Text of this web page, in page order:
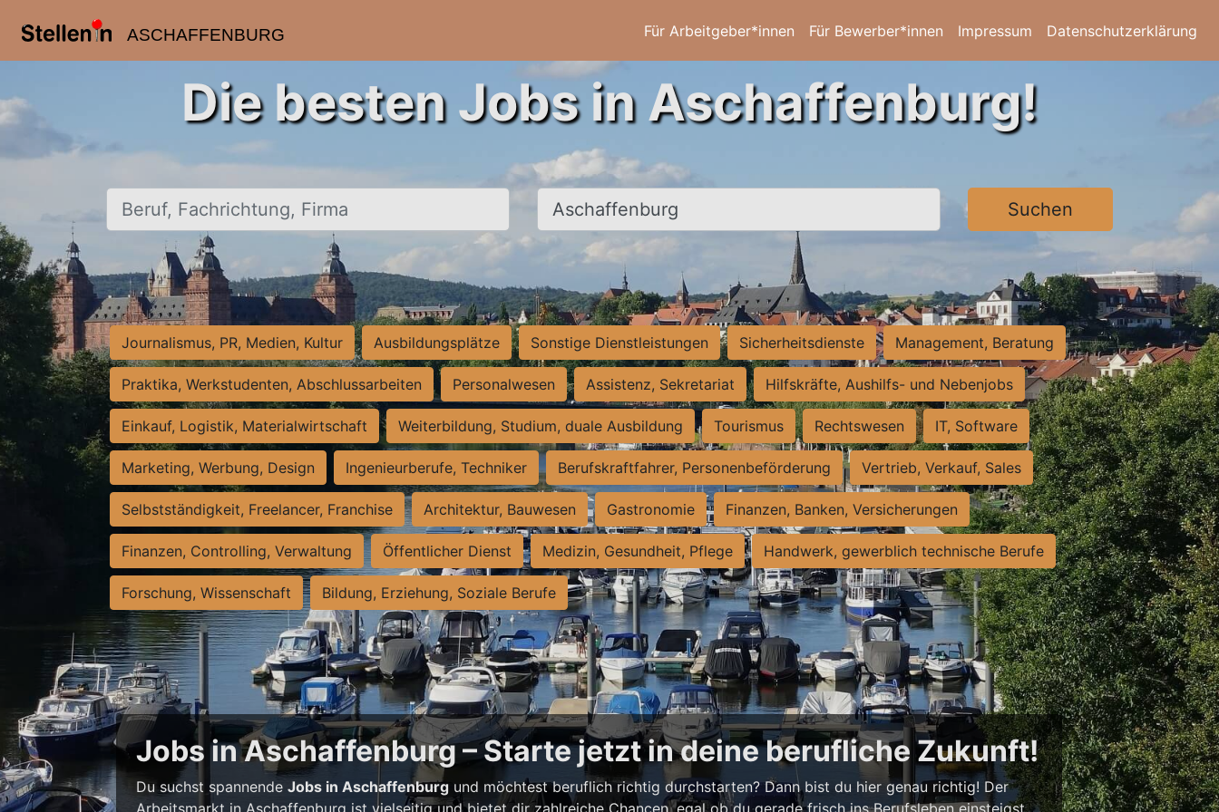
ASCHAFFENBURG Für Arbeitgeber*innen Für Bewerber*innen Impressum Datenschutzerklärung
Die besten Jobs in Aschaffenburg!
Beruf, Fachrichtung, Firma Ort, Stadt Suchen
Journalismus, PR, Medien, Kultur Ausbildungsplätze Sonstige Dienstleistungen Sicherheitsdienste Management, Beratung
Praktika, Werkstudenten, Abschlussarbeiten Personalwesen Assistenz, Sekretariat Hilfskräfte, Aushilfs- und Nebenjobs
Einkauf, Logistik, Materialwirtschaft Weiterbildung, Studium, duale Ausbildung Tourismus Rechtswesen IT, Software
Marketing, Werbung, Design Ingenieurberufe, Techniker Berufskraftfahrer, Personenbeförderung Vertrieb, Verkauf, Sales
Selbstständigkeit, Freelancer, Franchise Architektur, Bauwesen Gastronomie Finanzen, Banken, Versicherungen
Finanzen, Controlling, Verwaltung Öffentlicher Dienst Medizin, Gesundheit, Pflege Handwerk, gewerblich technische Berufe
Forschung, Wissenschaft Bildung, Erziehung, Soziale Berufe
Jobs in Aschaffenburg – Starte jetzt in deine berufliche Zukunft!
Du suchst spannendeJobs in Aschaffenburg und möchtest beruflich richtig durchstarten? Dann bist du hier genau richtig! Der